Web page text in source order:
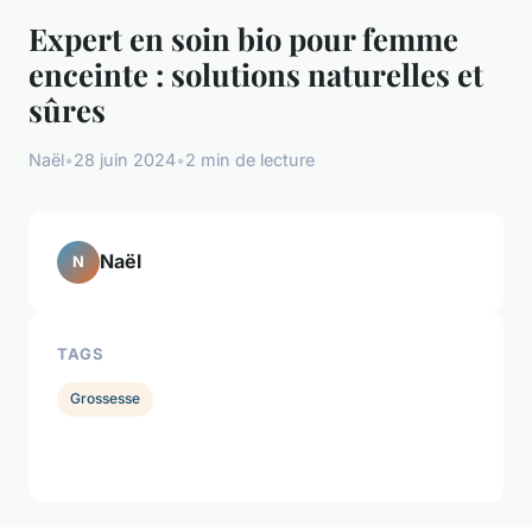
Expert en soin bio pour femme
enceinte : solutions naturelles et
sûres
Naël•28 juin 2024•2 min de lecture
N Naël
TAGS
Grossesse